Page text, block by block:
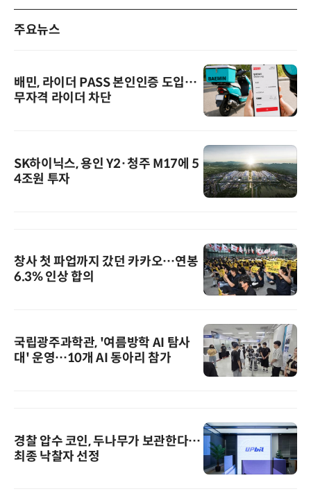
주요뉴스
배민, 라이더 PASS 본인인증 도입…
무자격 라이더 차단
SK하이닉스, 용인 Y2·청주 M17에 5
4조원 투자
창사 첫 파업까지 갔던 카카오…연봉
6.3% 인상 합의
국립광주과학관, '여름방학 AI 탐사
대' 운영…10개 AI 동아리 참가
경찰 압수 코인, 두나무가 보관한다…
최종 낙찰자 선정